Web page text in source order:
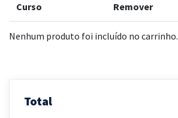
Curso Remover
Nenhum produto foi incluído no carrinho.
Total